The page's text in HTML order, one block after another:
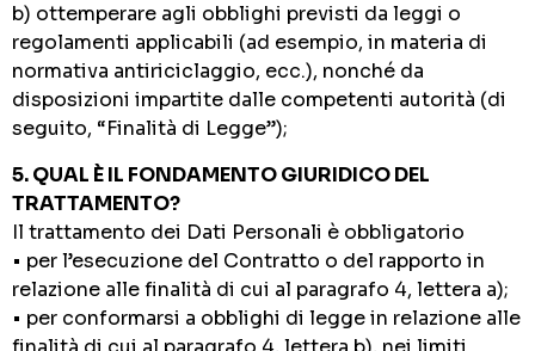
b) ottemperare agli obblighi previsti da leggi o
regolamenti applicabili (ad esempio, in materia di
normativa antiriciclaggio, ecc.), nonché da
disposizioni impartite dalle competenti autorità (di
seguito, “Finalità di Legge”);
5. QUAL È IL FONDAMENTO GIURIDICO DEL
TRATTAMENTO?
Il trattamento dei Dati Personali è obbligatorio
• per l’esecuzione del Contratto o del rapporto in
relazione alle finalità di cui al paragrafo 4, lettera a);
• per conformarsi a obblighi di legge in relazione alle